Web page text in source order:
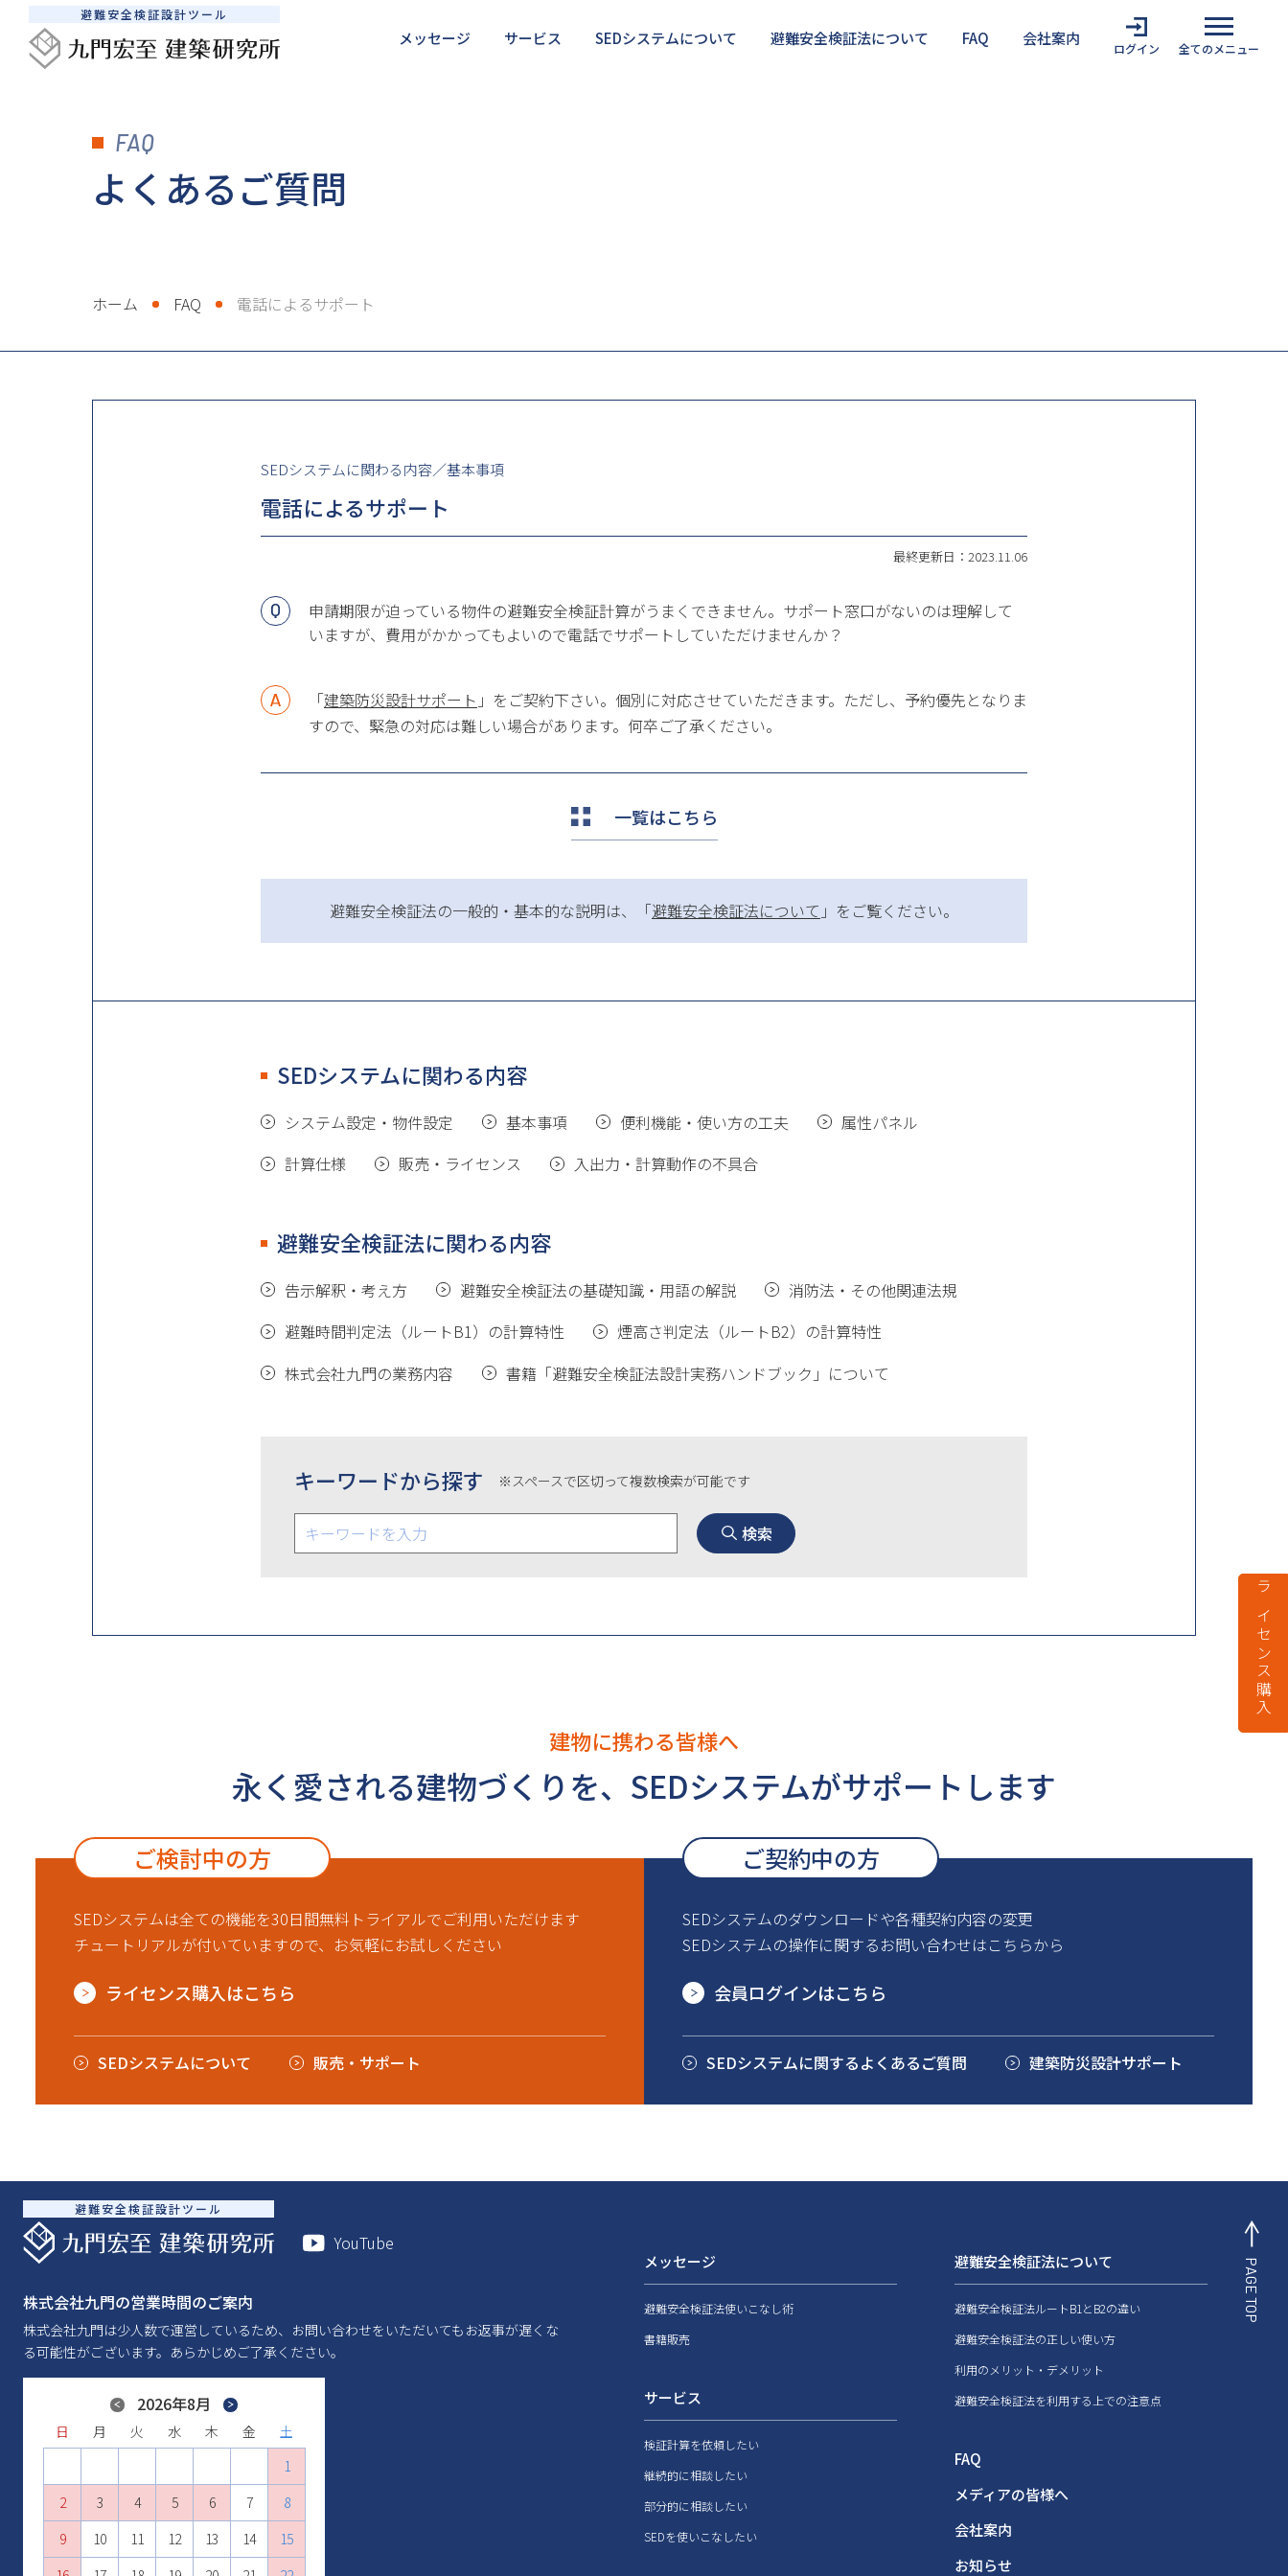
避難安全検証設計ツール
メッセージ
避難安全検証法使いこなし術
サービス
検証計算を依頼したい
SEDシステムについて
私たちの想い
避難安全検証法について
避難安全検証法ルートB1とB2の違い
FAQ 会社案内
ログイン
FAQ
よくあるご質問
ホーム FAQ 電話によるサポート
SEDシステムに関わる内容／基本事項
電話によるサポート
最終更新日：2023.11.06
申請期限が迫っている物件の避難安全検証計算がうまくできません。サポート窓口がないのは理解して
いますが、費用がかかってもよいので電話でサポートしていただけませんか？
「建築防災設計サポート 」をご契約下さい。個別に対応させていただきます。ただし、予約優先となりま
すので、緊急の対応は難しい場合があります。何卒ご了承ください。
一覧はこちら
避難安全検証法の一般的・基本的な説明は、「避難安全検証法について 」をご覧ください。
SEDシステムに関わる内容
システム設定・物件設定 基本事項 便利機能・使い方の工夫
属性パネル
計算仕様
販売・ライセンス 入出力・計算動作の不具合
避難安全検証法に関わる内容
告示解釈・考え方 避難安全検証法の基礎知識・用語の解説
消防法・その他関連法規
避難時間判定法（ルートB1）の計算特性
煙高さ判定法（ルートB2）の計算特性
株式会社九門の業務内容
書籍「避難安全検証法設計実務ハンドブック」について
キーワードから探す ※スペースで区切って複数検索が可能です
検索
建物に携わる皆様へ
永く愛される建物づくりを、 SEDシステムがサポートします
ご検討中の方
SEDシステムは全ての機能を30日間無料トライアルでご利用いただけます
チュートリアルが付いていますので、お気軽にお試しください
ライセンス購入はこちら
SEDシステムについて 販売・サポート
ご契約中の方
SEDシステムのダウンロードや各種契約内容の変更
SEDシステムの操作に関するお問い合わせはこちらから
会員ログインはこちら
SEDシステムに関するよくあるご質問 建築防災設計サポート
ライセンス購入
避難安全検証設計ツール
YouTube
株式会社九門の営業時間のご案内
株式会社九門は少人数で運営しているため、お問い合わせをいただいてもお返事が遅くな
る可能性がございます。あらかじめご了承ください。
2026年8月
日 月 火 水 木 金
土
1
2
3 4 5 6 7
8
9
10 11 12 13 14
15
日 月 火 水 木 金
土
5
6
7 8 9 10 11
12
13
14 15 16 17 18
19
日 月 火 水 木 金
土
3
4
5 6 7 8 9
10
11
12 13 14 15 16
17
日 月 火 水 木 金
土
7
8
9 10 11 12 13
14
15
16 17 18 19 20
21
日 月 火 水 木 金
土
5
6
7 8 9 10 11
12
13
14 15 16 17 18
19
日 月 火 水 木 金
土
2
3
4 5 6 7 8
9
10
11 12 13 14 15
16
Next
メッセージ
避難安全検証法使いこなし術
書籍販売
サービス
検証計算を依頼したい
継続的に相談したい
部分的に相談したい
SEDを使いこなしたい
避難安全検証法について
避難安全検証法ルートB1とB2の違い
避難安全検証法の正しい使い方
利用のメリット・デメリット
避難安全検証法を利用する上での注意点
FAQ
メディアの皆様へ
会社案内
お知らせ
PAGE TOP